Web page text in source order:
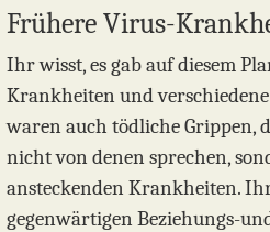
Frühere Virus-
Ihr wisst, es gab auf diesem
Krankheiten und
waren auch tödliche Grippen,
nicht von denen sprechen,
ansteckenden Krankheiten.
gegenwärtigen Beziehungs-